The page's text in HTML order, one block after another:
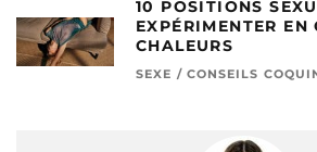
10 POSITIONS
EXPÉRIMENTER EN
CHALEURS
SEXE / CONSEILS